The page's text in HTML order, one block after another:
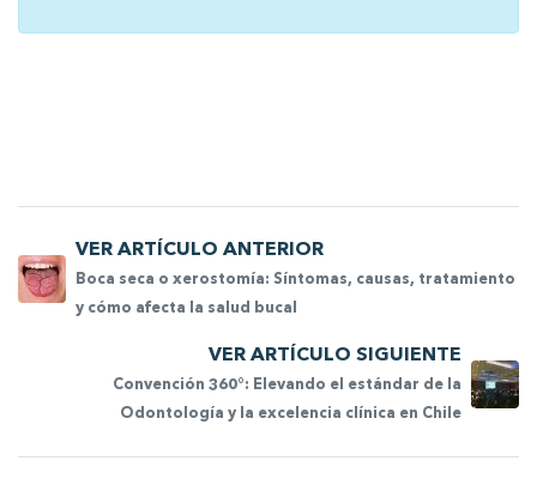
VER ARTÍCULO ANTERIOR
Boca seca o xerostomía: Síntomas, causas, tratamiento
y cómo afecta la salud bucal
VER ARTÍCULO SIGUIENTE
Convención 360°: Elevando el estándar de la
Odontología y la excelencia clínica en Chile